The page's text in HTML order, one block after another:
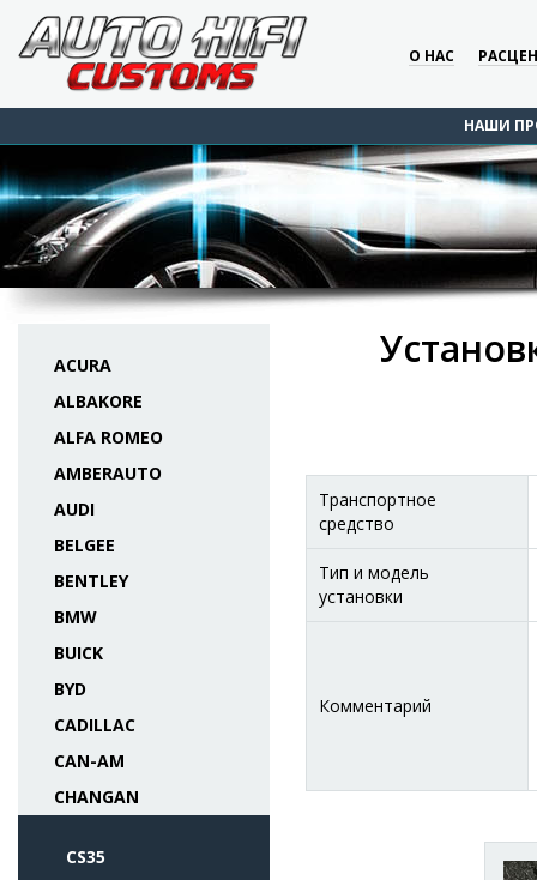
О НАС
НАШИ
ACURA
ALBAKORE
ALFA ROMEO
AMBERAUTO
AUDI
BELGEE
BENTLEY
BMW
BUICK
BYD
CADILLAC
CAN-AM
CHANGAN
CS35
Транспортное
средство
Тип и модель
установки
Комментарий